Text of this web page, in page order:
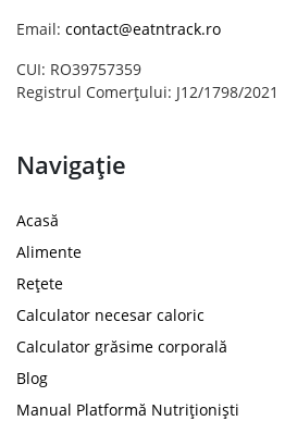
Email: contact@eatntrack.ro
CUI: RO39757359
Registrul Comerțului: J12/1798/2021
Navigație
Acasă
Alimente
Rețete
Calculator necesar caloric
Calculator grăsime corporală
Blog
Manual Platformă Nutriționiști